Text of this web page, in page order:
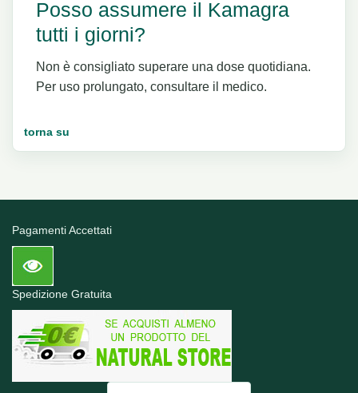
Posso assumere il Kamagra
tutti i giorni?
Non è consigliato superare una dose quotidiana.
Per uso prolungato, consultare il medico.
torna su
Pagamenti Accettati
Spedizione Gratuita